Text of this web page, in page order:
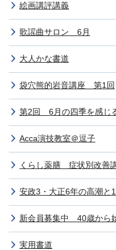
絵画講評講義
歌謡曲サロン 6月
大人かな書道
袋穴熊的岩音講座 第1回
第2回 6月の四季を感じ
Acca演技教室＠逗子
くらし薬膳 症状別改善
安政3・大正6年の高潮と
新会員募集中 40歳から
実用書道